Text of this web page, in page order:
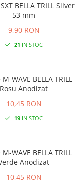
TRILL Silver
53 mm
9,90 RON
21 IN STOC
WAVE BELLA TRILL
Rosu Anodizat
10,45 RON
19IN STOC
WAVE BELLA TRILL
Anodizat
10,45 RON